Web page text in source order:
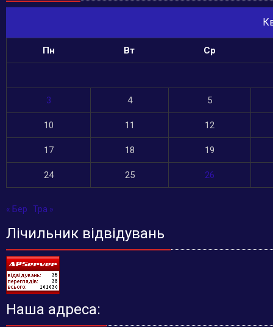
Пн Вт Ср
3 4 5
10 11 12
17 18 19
24 25 26
« Бер Тра »
Лічильник відвідувань
Наша адреса: